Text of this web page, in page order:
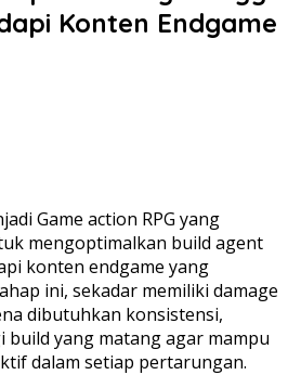
Konten Endgame
Game action RPG yang
mengoptimalkan build agent
konten endgame yang
ini, sekadar memiliki damage
dibutuhkan konsistensi,
yang matang agar mampu
dalam setiap pertarungan.